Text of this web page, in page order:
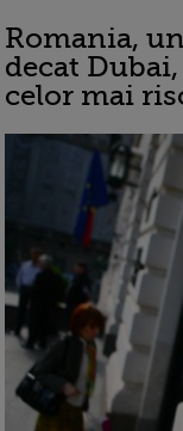
Romania,
decat
celor mai